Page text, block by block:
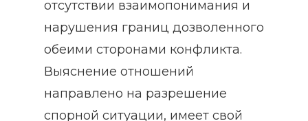
отсутствии взаимопонимания и
нарушения границ дозволенного
обеими сторонами конфликта.
Выяснение отношений
направлено на разрешение
спорной ситуации, имеет свой